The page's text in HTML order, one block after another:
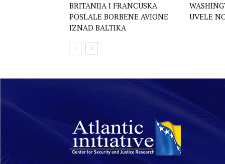
BRITANIJA I FRANCUSKA
POSLALE BORBENE AVIONE
IZNAD BALTIKA
UVELE